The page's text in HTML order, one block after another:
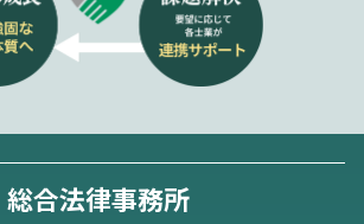
総合法律事務所